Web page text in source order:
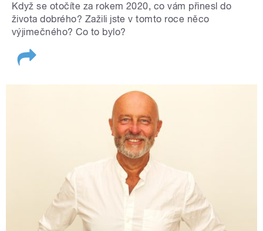
Když se otočíte za rokem 2020, co vám přinesl do
života dobrého? Zažili jste v tomto roce něco
výjimečného? Co to bylo?